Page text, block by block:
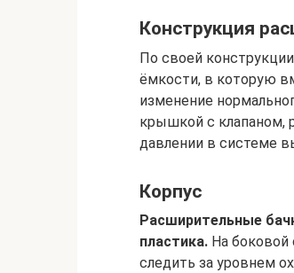
Конструкция
По своей
ёмкости, в которую
изменение
крышкой с клапаном,
давлении в системе
Корпус
Расширительные
пластика. На
следить за уровнем